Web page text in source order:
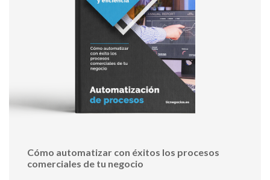
Cómo automatizar con éxitos los procesos
comerciales de tu negocio